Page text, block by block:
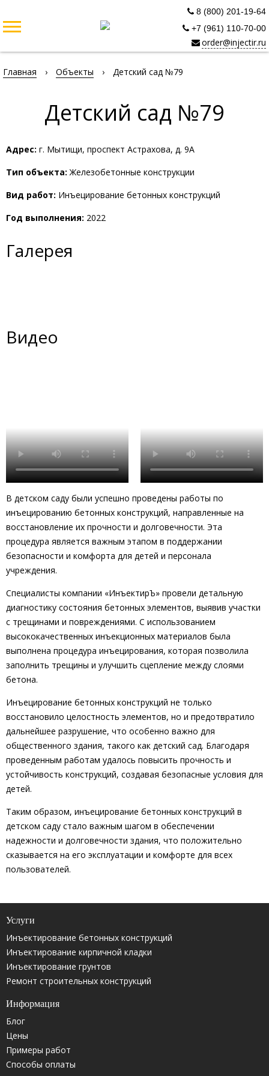
8 (800) 201-19-64
+7 (961) 110-70-00
order@injectir.ru
Главная › Объекты › Детский сад №79
Детский сад №79
Адрес: г. Мытищи, проспект Астрахова, д. 9А
Тип объекта: Железобетонные конструкции
Вид работ: Инъецирование бетонных конструкций
Год выполнения: 2022
Галерея
Видео
В детском саду были успешно проведены работы по
инъецированию бетонных конструкций, направленные на
восстановление их прочности и долговечности. Эта
процедура является важным этапом в поддержании
безопасности и комфорта для детей и персонала
учреждения.
Специалисты компании «ИнъектирЪ» провели детальную
диагностику состояния бетонных элементов, выявив участки
с трещинами и повреждениями. С использованием
высококачественных инъекционных материалов была
выполнена процедура инъецирования, которая позволила
заполнить трещины и улучшить сцепление между слоями
бетона.
Инъецирование бетонных конструкций не только
восстановило целостность элементов, но и предотвратило
дальнейшее разрушение, что особенно важно для
общественного здания, такого как детский сад. Благодаря
проведенным работам удалось повысить прочность и
устойчивость конструкций, создавая безопасные условия для
детей.
Таким образом, инъецирование бетонных конструкций в
детском саду стало важным шагом в обеспечении
надежности и долговечности здания, что положительно
сказывается на его эксплуатации и комфорте для всех
пользователей.
Услуги
Инъектирование бетонных конструкций
Инъектирование кирпичной кладки
Инъектирование грунтов
Ремонт строительных конструкций
Информация
Блог
Цены
Примеры работ
Способы оплаты